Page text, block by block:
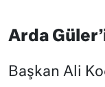
Arda
Başkan Ali